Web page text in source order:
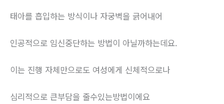
태아를 흡입하는 방식이나 자궁벽을 긁어내어
인공적으로 임신중단하는 방법이 아닐까하는데요.
이는 진행 자체만으로도 여성에게 신체적으로나
심리적으로 큰부담을 줄수있는방법이에요